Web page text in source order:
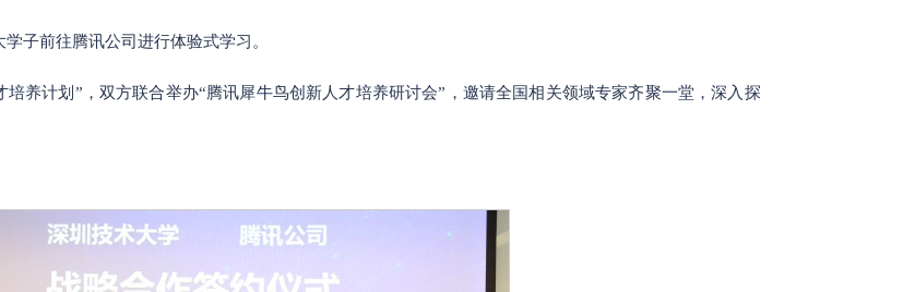
子前往腾讯公司进行体验式学习。
养计划”，双方联合举办“腾讯犀牛鸟创新人才培养研讨会”，邀请全国相关领域专家齐聚一堂，深入探